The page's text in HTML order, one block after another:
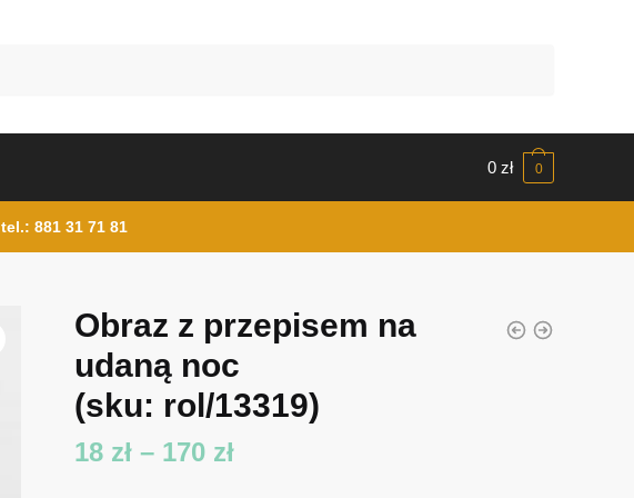
0 zł 0
tel.: 881 31 71 81
Obraz z przepisem na
udaną noc
(sku: rol/13319)
18 zł – 170 złZakres